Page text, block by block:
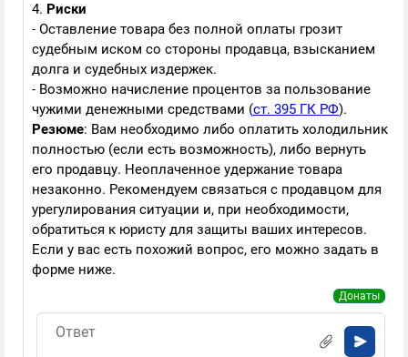
4. Риски
- Оставление товара без полной оплаты грозит
судебным иском со стороны продавца, взысканием
долга и судебных издержек.
- Возможно начисление процентов за пользование
чужими денежными средствами (ст. 395 ГК РФ).
Резюме: Вам необходимо либо оплатить холодильник
полностью (если есть возможность), либо вернуть
его продавцу. Неоплаченное удержание товара
незаконно. Рекомендуем связаться с продавцом для
урегулирования ситуации и, при необходимости,
обратиться к юристу для защиты ваших интересов.
Если у вас есть похожий вопрос, его можно задать в
форме ниже.
Донаты